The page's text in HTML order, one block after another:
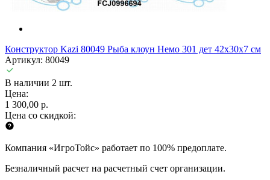
Конструктор Kazi 80049 Рыба клоун Немо 301 дет 42х30х7 см
Артикул: 80049
В наличии 2 шт.
Цена:
1 300,00 р.
Цена со скидкой:
Компания «ИгроТойс» работает по 100% предоплате.
Безналичный расчет на расчетный счет организации.